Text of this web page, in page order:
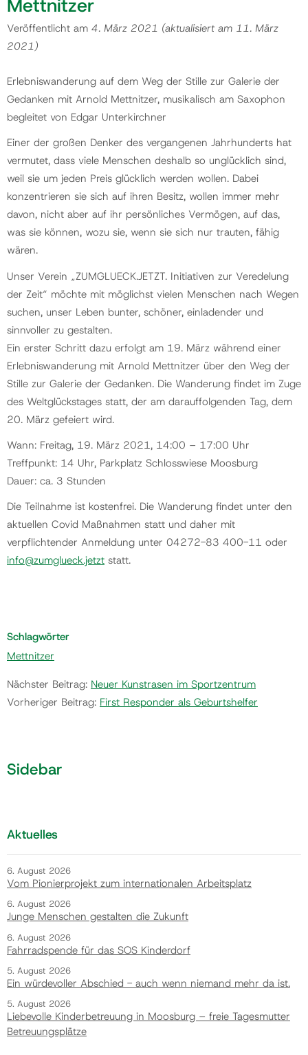
Mettnitzer
Veröffentlicht am 4. März 2021 (aktualisiert am 11. März
2021)
Erlebniswanderung auf dem Weg der Stille zur Galerie der
Gedanken mit Arnold Mettnitzer, musikalisch am Saxophon
begleitet von Edgar Unterkirchner
Einer der großen Denker des vergangenen Jahrhunderts hat
vermutet, dass viele Menschen deshalb so unglücklich sind,
weil sie um jeden Preis glücklich werden wollen. Dabei
konzentrieren sie sich auf ihren Besitz, wollen immer mehr
davon, nicht aber auf ihr persönliches Vermögen, auf das,
was sie können, wozu sie, wenn sie sich nur trauten, fähig
wären.
Unser Verein „ZUMGLUECK.JETZT. Initiativen zur Veredelung
der Zeit“ möchte mit möglichst vielen Menschen nach Wegen
suchen, unser Leben bunter, schöner, einladender und
sinnvoller zu gestalten.
Ein erster Schritt dazu erfolgt am 19. März während einer
Erlebniswanderung mit Arnold Mettnitzer über den Weg der
Stille zur Galerie der Gedanken. Die Wanderung findet im Zuge
des Weltglückstages statt, der am darauffolgenden Tag, dem
20. März gefeiert wird.
Wann: Freitag, 19. März 2021, 14:00 – 17:00 Uhr
Treffpunkt: 14 Uhr, Parkplatz Schlosswiese Moosburg
Dauer: ca. 3 Stunden
Die Teilnahme ist kostenfrei. Die Wanderung findet unter den
aktuellen Covid Maßnahmen statt und daher mit
verpflichtender Anmeldung unter 04272-83 400-11 oder
info@zumglueck.jetzt statt.
Schlagwörter
Mettnitzer
Nächster Beitrag: Neuer Kunstrasen im Sportzentrum
Vorheriger Beitrag: First Responder als Geburtshelfer
Sidebar
Aktuelles
6. August 2026
Vom Pionierprojekt zum internationalen Arbeitsplatz
6. August 2026
Junge Menschen gestalten die Zukunft
6. August 2026
Fahrradspende für das SOS Kinderdorf
5. August 2026
Ein würdevoller Abschied - auch wenn niemand mehr da ist.
5. August 2026
Liebevolle Kinderbetreuung in Moosburg – freie Tagesmutter
Betreuungsplätze